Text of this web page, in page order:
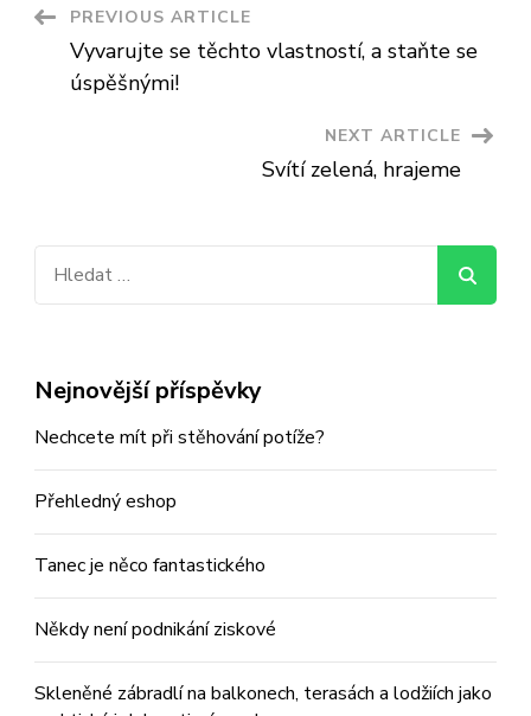
Post
Navigation
PREVIOUS ARTICLE
Vyvarujte se těchto vlastností, a staňte se
úspěšnými!
NEXT ARTICLE
Svítí zelená, hrajeme
Nejnovější příspěvky
Nechcete mít při stěhování potíže?
Přehledný eshop
Tanec je něco fantastického
Někdy není podnikání ziskové
Skleněné zábradlí na balkonech, terasách a lodžiích jako